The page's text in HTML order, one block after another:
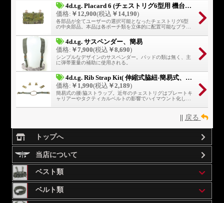
4d.t.g. Placard 6 (チェストリグ6型用 機台/プラカード6列)
価格: ￥12,900(税込 ￥14,190)
各部品が全てユーザーの選択可能となったチェストリグ6型
の中央部品。本品は各ポーチ類を立体的に配置可能なプラカ
る。
4d.t.g. サスペンダー、簡易
価格: ￥7,900(税込 ￥8,690)
シンプルなデザインのサスペンダー。パッドの類は無く、主
に弾帯重量の補助に使用される。
4d.t.g. Rib Strap Kit( 伸縮式脇紐-簡易式、バックル類付属 )
価格: ￥1,990(税込 ￥2,189)
簡易式の腰/脇ストラップ。近年のチェストリグはプレートキ
ャリアーやタクティカルベルトの影響でハイマウント化しつ
為、呼吸を妨げる事となる。本品はショックコードにより自
|| 戻る
トップへ
当店について
ベスト類
ベルト類